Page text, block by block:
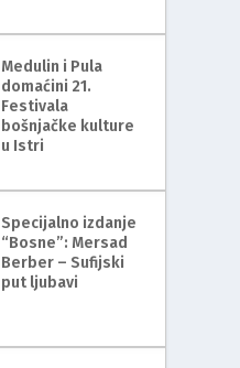
Medulin i Pula
domaćini 21.
Festivala
bošnjačke kulture
u Istri
Specijalno izdanje
“Bosne”: Mersad
Berber – Sufijski
put ljubavi